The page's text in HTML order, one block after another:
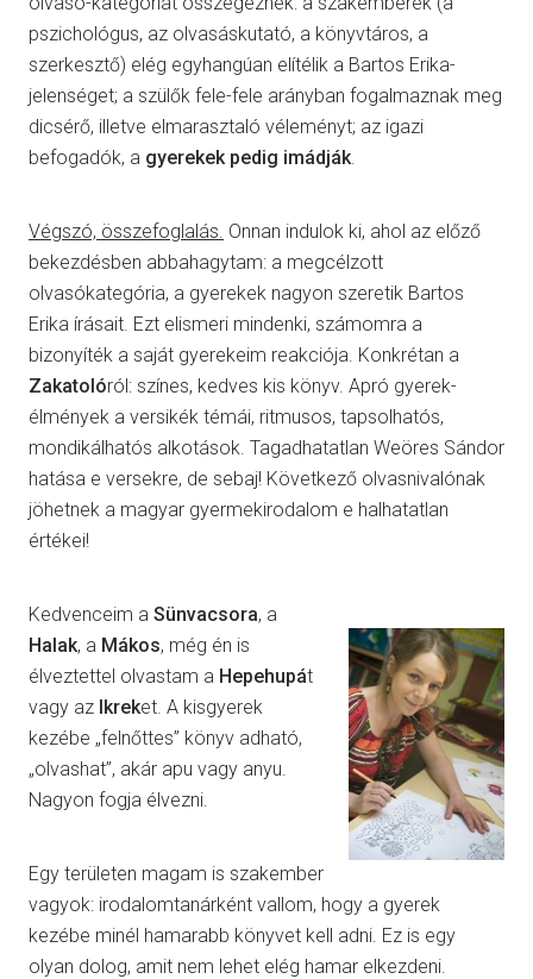
pszichológus, az olvasáskutató, a könyvtáros, a
szerkesztő) elég egyhangúan elítélik a Bartos Erika-
jelenséget; a szülők fele-fele arányban fogalmaznak meg
dicsérő, illetve elmarasztaló véleményt; az igazi
befogadók, a gyerekek pedig imádják
Végszó, összefoglalás. Onnan indulok ki, ahol az előző
bekezdésben abbahagytam: a megcélzott
olvasókategória, a gyerekek nagyon szeretik Bartos
Erika írásait. Ezt elismeri mindenki, számomra a
bizonyíték a saját gyerekeim reakciója. Konkrétan a
Zakatolóról: színes, kedves kis könyv. Apró gyerek-
élmények a versikék témái, ritmusos, tapsolhatós,
mondikálhatós alkotások. Tagadhatatlan Weöres Sándor
hatása e versekre, de sebaj! Következő olvasnivalónak
jöhetnek a magyar gyermekirodalom e halhatatlan
értékei!
Kedvenceim a Sünvacsora, a
Halak, a Mákos, még én is
élveztettel olvastam a Hepehupát
vagy az Ikreket. A kisgyerek
kezébe „felnőttes” könyv adható,
„olvashat”, akár apu vagy anyu.
Nagyon fogja élvezni.
Egy területen magam is szakember
vagyok: irodalomtanárként vallom, hogy a gyerek
kezébe minél hamarabb könyvet kell adni. Ez is egy
olyan dolog, amit nem lehet elég hamar elkezdeni.